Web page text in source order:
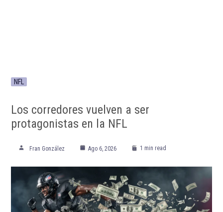
NFL
Los corredores vuelven a ser
protagonistas en la NFL
Fran González Ago 6, 2026 1 min read